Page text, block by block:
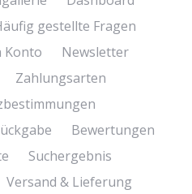
gestellte Fragen
Konto
Newsletter
Zahlungsarten
Bewertungen
Suchergebnis
Versand & Lieferung